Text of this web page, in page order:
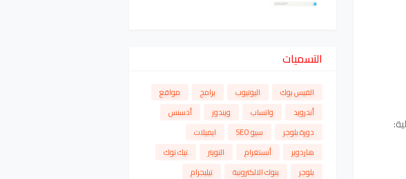
التسميات
الفيس بوك اليوتيوب برامج
مواقع
أندرويد
واتساب ويندوز
أدسنس
دورة بلوجر
سيو SEO
ايميلات
هاردوير
أنستغرام التويتر
تيك توك
بلوجر
بنوك الالكترونية
تيليجرام